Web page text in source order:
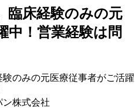
臨床経験のみの元
中！営業経験は問
ン株式会社